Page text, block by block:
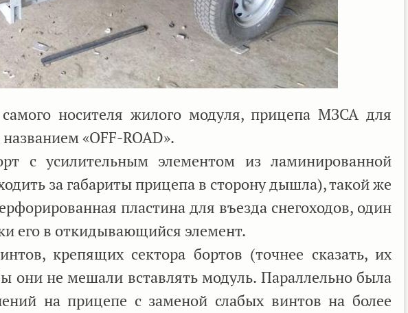
носителя жилого модуля, прицепа МЗСА для
«OFF-ROAD».
с усилительным элементом из ламинированной
за габариты прицепа в сторону дышла), такой же
пластина для въезда снегоходов, один
его в откидывающийся элемент.
крепящих сектора бортов (точнее сказать, их
они не мешали вставлять модуль. Параллельно была
на прицепе с заменой слабых винтов на более